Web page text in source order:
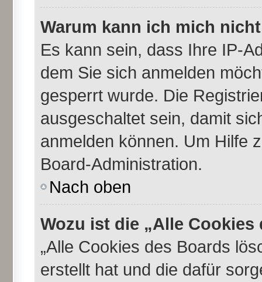
Warum kann ich mich
Es kann sein, dass Ihre IP-
dem Sie sich anmelden
gesperrt wurde. Die
ausgeschaltet sein, damit
anmelden können. Um Hilfe
Board-Administration.
Nach oben
Wozu ist die „Alle
„Alle Cookies des Boards
erstellt hat und die dafür